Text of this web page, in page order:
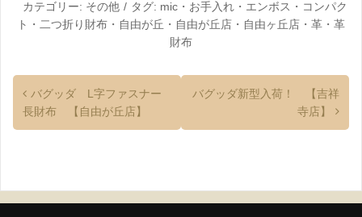
カテゴリー: その他 タグ: mic ・ お手入れ ・ エンボス ・ コンパク
ト ・ 二つ折り財布 ・ 自由が丘 ・ 自由が丘店 ・ 自由ヶ丘店 ・ 革 ・ 革
財布
バグッダ L字ファスナー
長財布 【自由が丘店】
バグッダ新型入荷！ 【吉祥
寺店】